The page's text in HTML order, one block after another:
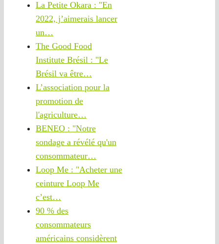
La Petite Okara : "En
2022, j’aimerais lancer
un…
The Good Food
Institute Brésil : "Le
Brésil va être…
L’association pour la
promotion de
l'agriculture…
BENEO : "Notre
sondage a révélé qu'un
consommateur…
Loop Me : "Acheter une
ceinture Loop Me
c’est…
90 % des
consommateurs
américains considèrent